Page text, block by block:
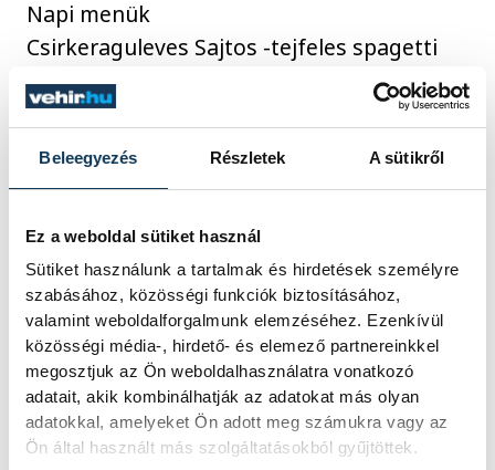
Beleegyezés Részletek A sütikről
Ez a weboldal sütiket használ
Sütiket használunk a tartalmak és hirdetések személyre
szabásához, közösségi funkciók biztosításához,
valamint weboldalforgalmunk elemzéséhez. Ezenkívül
közösségi média-, hirdető- és elemező partnereinkkel
megosztjuk az Ön weboldalhasználatra vonatkozó
adatait, akik kombinálhatják az adatokat más olyan
adatokkal, amelyeket Ön adott meg számukra vagy az
Ön által használt más szolgáltatásokból gyűjtöttek.
Napi menük
Csirkeraguleves Sajtos -tejfeles spagetti
880 660
Csirkeraguleves Nudli, barack íz 880 660
Levesek
Palócgulyás 400 270
Almaleves fagyival 350 220
Főzelék
feltéttel nélküle
Húsgombóc par. mártás, burgonya 790 450